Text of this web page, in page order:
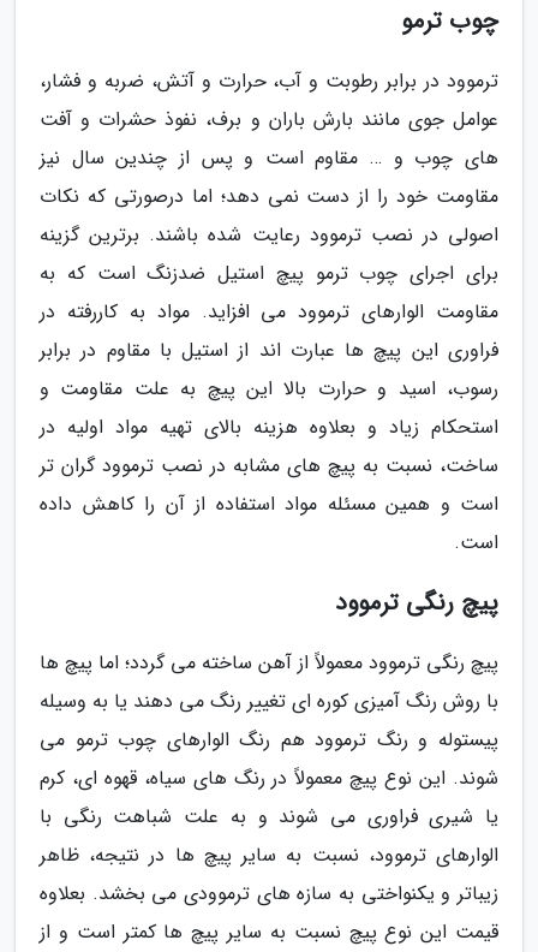
چوب ترمو
ترموود در برابر رطوبت و آب، حرارت و آتش، ضربه و فشار،
عوامل جوی مانند بارش باران و برف، نفوذ حشرات و آفت
های چوب و … مقاوم است و پس از چندین سال نیز
مقاومت خود را از دست نمی دهد؛ اما درصورتی که نکات
اصولی در نصب ترموود رعایت شده باشند. برترین گزینه
برای اجرای چوب ترمو پیچ استیل ضدزنگ است که به
مقاومت الوارهای ترموود می افزاید. مواد به کاررفته در
فراوری این پیچ ها عبارت اند از استیل با مقاوم در برابر
رسوب، اسید و حرارت بالا این پیچ به علت مقاومت و
استحکام زیاد و بعلاوه هزینه بالای تهیه مواد اولیه در
ساخت، نسبت به پیچ های مشابه در نصب ترموود گران تر
است و همین مسئله مواد استفاده از آن را کاهش داده
است.
پیچ رنگی ترموود
پیچ رنگی ترموود معمولاً از آهن ساخته می گردد؛ اما پیچ ها
با روش رنگ آمیزی کوره ای تغییر رنگ می دهند یا به وسیله
پیستوله و رنگ ترموود هم رنگ الوارهای چوب ترمو می
شوند. این نوع پیچ معمولاً در رنگ های سیاه، قهوه ای، کرم
یا شیری فراوری می شوند و به علت شباهت رنگی با
الوارهای ترموود، نسبت به سایر پیچ ها در نتیجه، ظاهر
زیباتر و یکنواختی به سازه های ترموودی می بخشد. بعلاوه
قیمت این نوع پیچ نسبت به سایر پیچ ها کمتر است و از